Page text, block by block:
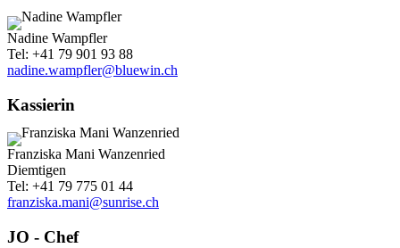
Nadine Wampfler
Tel: +41 79 901 93 88
nadine.wampfler@bluewin.ch
Kassierin
Franziska Mani Wanzenried
Diemtigen
Tel: +41 79 775 01 44
franziska.mani@sunrise.ch
JO - Chef